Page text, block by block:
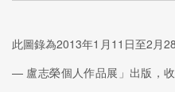
此圖錄為2013年1月11日至2月
— 盧志榮個人作品展」出版，